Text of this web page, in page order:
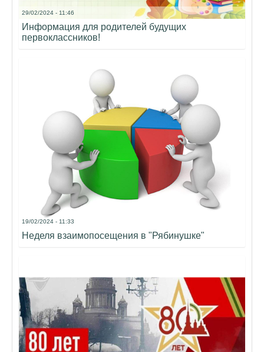
29/02/2024 - 11:46
Информация для родителей будущих
первоклассников!
19/02/2024 - 11:33
Неделя взаимопосещения в "Рябинушке"